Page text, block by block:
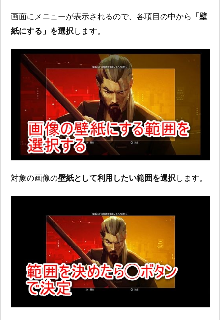
画面にメニューが表示されるので、各項目の中から 「壁
紙にする」を選択 します。
対象の画像の壁紙として利用したい範囲を選択します。